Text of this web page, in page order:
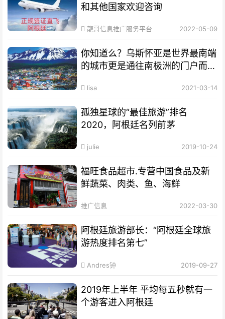
和其他国家欢迎咨询
龍哥信息推广服务平台 2022-05-09
你知道么？乌斯怀亚是世界最南端
的城市更是通往南极洲的门户而驰
lisa 2021-03-14
孤独星球的“最佳旅游”排名
2020，阿根廷名列前茅
julie 2019-10-24
福旺食品超市.专营中国食品及新
鲜蔬菜、肉类、鱼、海鲜
推广信息 2022-03-30
阿根廷旅游部长：“阿根廷全球旅
游热度排名第七”
Andres钟 2019-09-27
2019年上半年 平均每五秒就有一
个游客进入阿根廷